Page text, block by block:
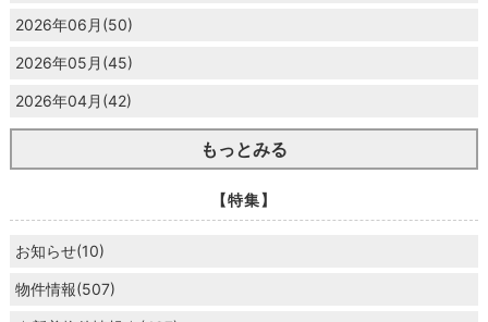
2026年06月(50)
2026年05月(45)
2026年04月(42)
もっとみる
【特集】
お知らせ(10)
物件情報(507)